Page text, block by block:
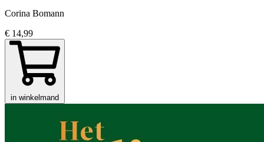
Corina Bomann
€ 14,99
in winkelmand